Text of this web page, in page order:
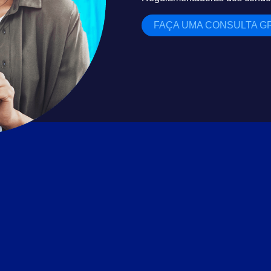
FAÇA UMA CONSULTA